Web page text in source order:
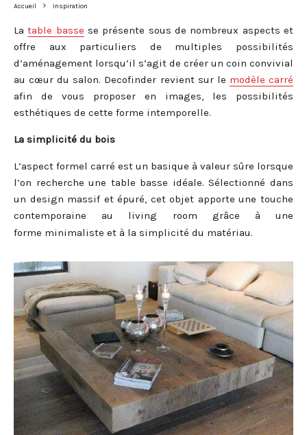
Accueil Inspiration
Latable basse se présente sous de nombreux aspects et
offre aux particuliers de multiples possibilités
d’aménagement lorsqu’il s’agit de créer un coin convivial
au cœur du salon. Decofinder revient sur le modèle carré
afin de vous proposer en images, les possibilités
esthétiques de cette forme intemporelle.
La simplicité du bois
L’aspect formel carré est un basique à valeur sûre lorsque
l’on recherche une table basse idéale. Sélectionné dans
un design massif et épuré, cet objet apporte une touche
contemporaine au living room grâce à une
forme minimaliste et à la simplicité du matériau.